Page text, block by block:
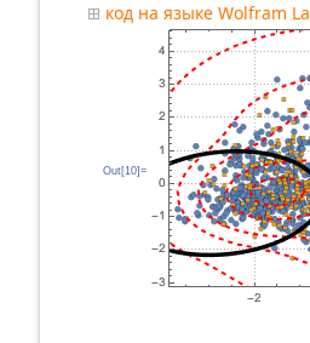
код на языке Wolfram
Out[10]=